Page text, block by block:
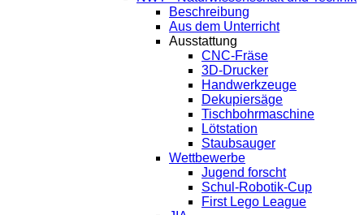
Beschreibung
Aus dem Unterricht
Ausstattung
CNC-Fräse
3D-Drucker
Handwerkzeuge
Dekupiersäge
Tischbohrmaschine
Lötstation
Staubsauger
Wettbewerbe
Jugend forscht
Schul-Robotik-Cup
First Lego League